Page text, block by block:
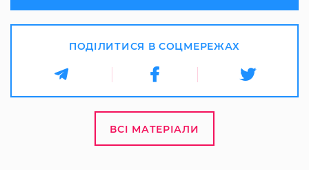
ПОДІЛИТИСЯ В СОЦМЕРЕЖАХ
ВСІ МАТЕРІАЛИ